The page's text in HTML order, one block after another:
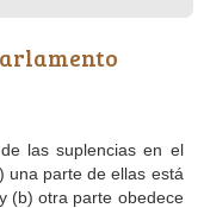
las suplencias en el
una parte de ellas está
(b) otra parte obedece